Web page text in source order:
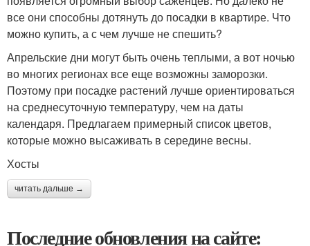
все они способны дотянуть до посадки в квартире. Что
можно купить, а с чем лучше не спешить?
Апрельские дни могут быть очень теплыми, а вот ночью
во многих регионах все еще возможны заморозки.
Поэтому при посадке растений лучше ориентироваться
на среднесуточную температуру, чем на даты
календаря. Предлагаем примерный список цветов,
которые можно высаживать в середине весны.
Хосты
читать дальше →
Последние обновления на сайте: